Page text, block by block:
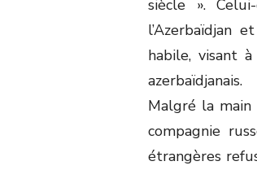
siècle ».
l’Azerbaïdjan
habile, visant
azerbaïdjanais.
Malgré la
compagnie
étrangères